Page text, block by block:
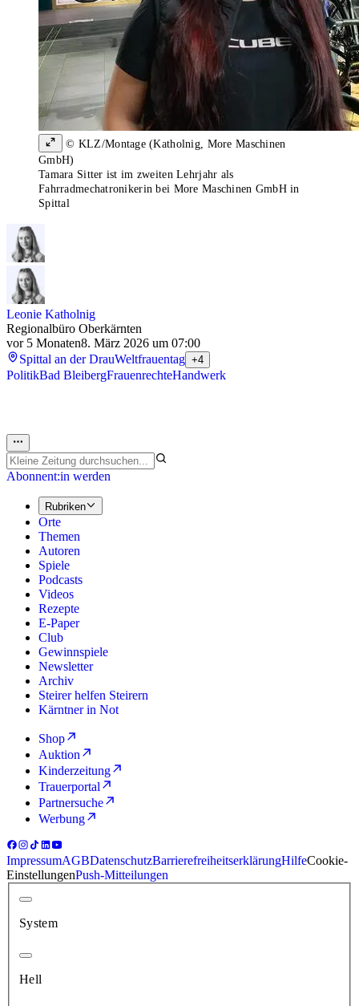
© KLZ/Montage (Katholnig, More Maschinen
GmbH)
Tamara Sitter ist im zweiten Lehrjahr als
Fahrradmechatronikerin bei More Maschinen GmbH in
Spittal
Leonie Katholnig
Regionalbüro Oberkärnten
vor 5 Monaten8. März 2026 um 07:00
Spittal an der DrauWeltfrauentag +4
PolitikBad BleibergFrauenrechteHandwerk
Abonnent:in werden
Rubriken
Orte
Themen
Autoren
Spiele
Podcasts
Videos
Rezepte
E-Paper
Club
Gewinnspiele
Newsletter
Archiv
Steirer helfen Steirern
Kärntner in Not
Shop
Auktion
Kinderzeitung
Trauerportal
Partnersuche
Werbung
ImpressumAGBDatenschutzBarrierefreiheitserklärungHilfeCookie-
EinstellungenPush-Mitteilungen
System
Hell